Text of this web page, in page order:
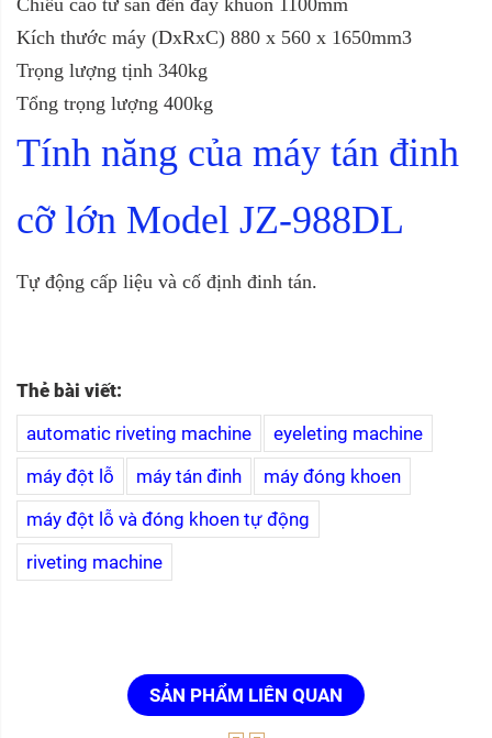
Kích thước máy (DxRxC) 880 x 560 x 1650mm3
Trọng lượng tịnh 340kg
Tổng trọng lượng 400kg
Tính năng của máy tán đinh
cỡ lớn Model JZ-988DL
Tự động cấp liệu và cố định đinh tán.
Thẻ bài viết:
automatic riveting machine
eyeleting machine
máy đột lỗ
máy tán đinh
máy đóng khoen
máy đột lỗ và đóng khoen tự động
riveting machine
SẢN PHẨM LIÊN QUAN